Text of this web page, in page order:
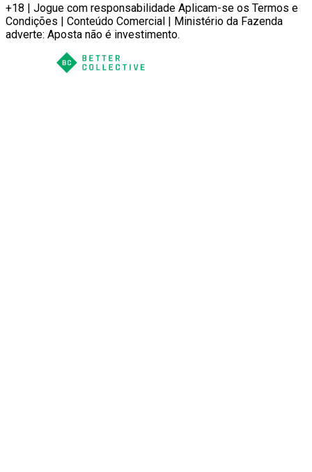
+18 | Jogue com responsabilidade Aplicam-se os Termos e
Condições | Conteúdo Comercial | Ministério da Fazenda
adverte: Aposta não é investimento.